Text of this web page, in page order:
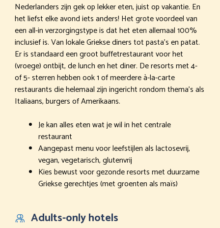
Nederlanders zijn gek op lekker eten, juist op vakantie. En
het liefst elke avond iets anders! Het grote voordeel van
een all-in verzorgingstype is dat het eten allemaal 100%
inclusief is. Van lokale Griekse diners tot pasta’s en patat.
Er is standaard een groot buffetrestaurant voor het
(vroege) ontbijt, de lunch en het diner. De resorts met 4-
of 5- sterren hebben ook 1 of meerdere à-la-carte
restaurants die helemaal zijn ingericht rondom thema’s als
Italiaans, burgers of Amerikaans.
Je kan alles eten wat je wil in het centrale
restaurant
Aangepast menu voor leefstijlen als lactosevrij,
vegan, vegetarisch, glutenvrij
Kies bewust voor gezonde resorts met duurzame
Griekse gerechtjes (met groenten als maïs)
Adults-only hotels